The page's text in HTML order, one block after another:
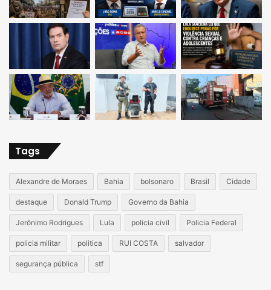
Tags
Alexandre de Moraes Bahia bolsonaro Brasil Cidade
destaque Donald Trump Governo da Bahia
Jerônimo Rodrigues Lula policia civil Policia Federal
policia militar politica RUI COSTA salvador
segurança pública stf